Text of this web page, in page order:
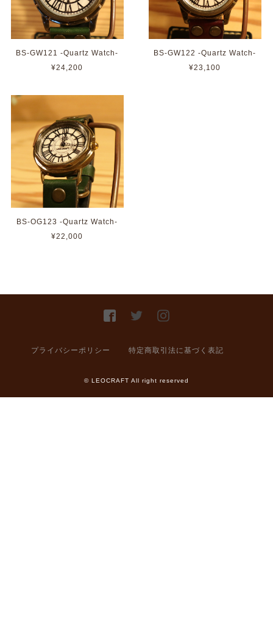
BS-GW121 -Quartz Watch-
¥24,200
BS-GW122 -Quartz Watch-
¥23,100
BS-OG123 -Quartz Watch-
¥22,000
プライバシーポリシー 特定商取引法に基づく表記
© LEOCRAFT All right reserved